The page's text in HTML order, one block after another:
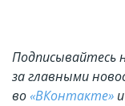
Подписывайтесь
за главными
во«ВКонтакте» и